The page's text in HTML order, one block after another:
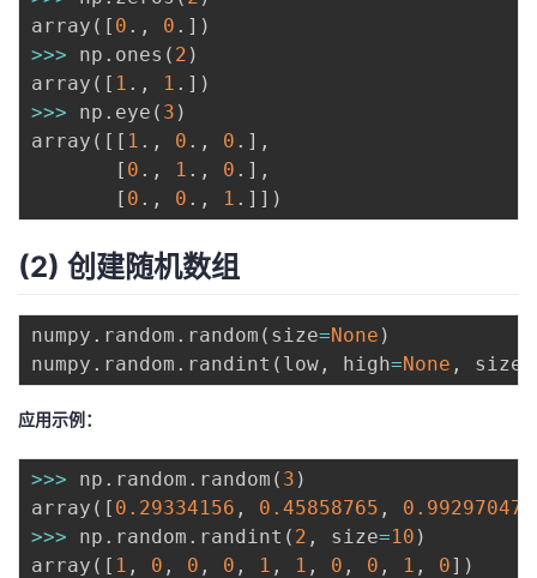
array ( [ 0 . , 0 . ] )
>>> np . ones ( 2 )
array ( [ 1 . , 1 . ] )
>>> np . eye ( 3 )
array ( [ [ 1 . , 0 . , 0 . ] ,
[ 0 . , 1 . , 0 . ] ,
[ 0 . , 0 . , 1 . ] ] )
(2) 创建随机数组
numpy . random . random ( size=None )
numpy . random . randint ( low , high=None , size
应用示例：
>>> np . random . random ( 3 )
array ( [ 0.29334156 , 0.45858765 , 0.99297047
>>> np . random . randint ( 2 , size=10 )
array ( [ 1 , 0 , 0 , 0 , 1 , 1 , 0 , 0 , 1 , 0] )